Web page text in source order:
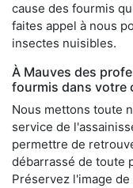
cause des fourmis
faites appel à nous
insectes nuisibles.
À Mauves des
fourmis dans votre
Nous mettons toute
service de
permettre de
débarrassé de toute
Préservez l'image